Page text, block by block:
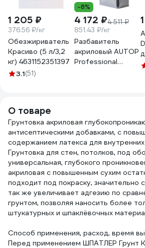
1 205 ₽
376.56 ₽/кг
Обезжириватель
Красиво (5 л/3,2
кг) 4631152351397
3.1(51)
-8%
4 172 ₽4 511 ₽
851.43 ₽/кг
Разбавитель
акриловый AUTOP
Professional
О товаре
Грунтовка акриловая
антисептическими добавками, с
содержанием латекса для
Грунтовка для стен, потолков, под
универсальная, глубокого
акриловая с повышенным сухим
подходит под покраску, значительно
так же увеличивает адгезию по
грунтом, позволяя наносить более
штукатурных и шпаклёвочных
Способ применения, расход, время
Перед применением ШПАТЛЕР Грунт